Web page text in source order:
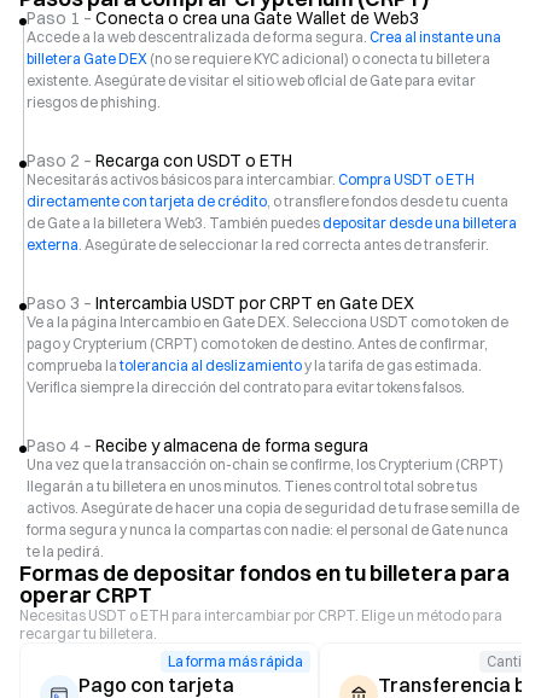
Paso 1 –Conecta o crea una Gate Wallet de Web3
Accede a la web descentralizada de forma segura. Crea al instante una
billetera Gate DEX (no se requiere KYC adicional) o conecta tu billetera
existente. Asegúrate de visitar el sitio web oficial de Gate para evitar
riesgos de phishing.
Paso 2 – Recarga con USDT o ETH
Necesitarás activos básicos para intercambiar. Compra USDT o ETH
directamente con tarjeta de crédito, o transfiere fondos desde tu cuenta
de Gate a la billetera Web3. También puedes depositar desde una billetera
externa. Asegúrate de seleccionar la red correcta antes de transferir.
Paso 3 – Intercambia USDT por CRPT en Gate DEX
Ve a la página Intercambio en Gate DEX. Selecciona USDT como token de
pago y Crypterium (CRPT) como token de destino. Antes de confirmar,
comprueba la tolerancia al deslizamientoy la tarifa de gas estimada.
Verifica siempre la dirección del contrato para evitar tokens falsos.
Paso 4 – Recibe y almacena de forma segura
Una vez que la transacción on-chain se confirme, los Crypterium (CRPT)
llegarán a tu billetera en unos minutos. Tienes control total sobre tus
activos. Asegúrate de hacer una copia de seguridad de tu frase semilla de
forma segura y nunca la compartas con nadie: el personal de Gate nunca
te la pedirá.
Formas de depositar fondos en tu billetera para
operar CRPT
Necesitas USDT o ETH para intercambiar por CRPT. Elige un método para
recargar tu billetera.
La forma más rápida
Pago con tarjeta Transferencia